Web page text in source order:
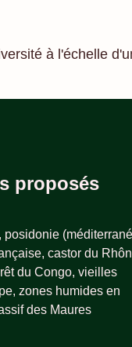
à l'échelle
proposés
posidonie
castor du
du Congo, vieilles
zones humides en
des Maures